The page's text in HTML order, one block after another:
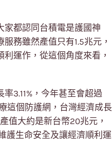
家都認同台積電是護國神
務雖然產值只有1.5兆元，
運作，從這個角度來看，
3.11%，今年甚至會超過
這個防護網，台灣經濟成長
值大約是新台幣20兆元，
護生命安全及讓經濟順利運